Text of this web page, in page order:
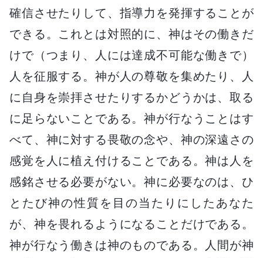
確信させたりして、指導力を発揮することが
できる。これとは対照的に、神はその働きだ
けで（つまり、人には達成不可能な働きで）
人を征服する。神が人の尊敬を集めたり、人
に自身を崇拝させたりするかどうかは、取る
に足らないことである。神が行なうことはす
べて、神に対する畏敬の念や、神の深遠さの
感覚を人に植え付けることである。神は人を
感銘させる必要がない。神に必要なのは、ひ
とたび神の性質を目の当たりにしたあなた
が、神を畏れるようになることだけである。
神が行なう働きは神のものである。人間が神